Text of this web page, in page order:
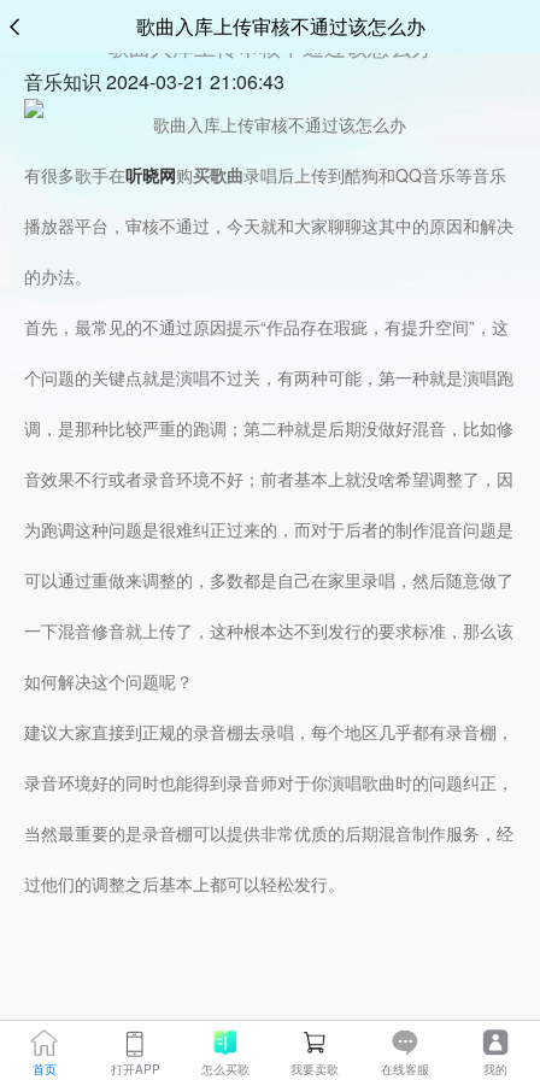
歌曲入库上传审核不通过该怎么办
歌曲入库上传审核不通过该怎么办
音乐知识 2024-03-21 21:06:43
有很多歌手在听晓网购买歌曲录唱后上传到酷狗和QQ音乐等音乐
播放器平台，审核不通过，今天就和大家聊聊这其中的原因和解决
的办法。
首先，最常见的不通过原因提示“作品存在瑕疵，有提升空间”，这
个问题的关键点就是演唱不过关，有两种可能，第一种就是演唱跑
调，是那种比较严重的跑调；第二种就是后期没做好混音，比如修
音效果不行或者录音环境不好；前者基本上就没啥希望调整了，因
为跑调这种问题是很难纠正过来的，而对于后者的制作混音问题是
可以通过重做来调整的，多数都是自己在家里录唱，然后随意做了
一下混音修音就上传了，这种根本达不到发行的要求标准，那么该
如何解决这个问题呢？
建议大家直接到正规的录音棚去录唱，每个地区几乎都有录音棚，
录音环境好的同时也能得到录音师对于你演唱歌曲时的问题纠正，
当然最重要的是录音棚可以提供非常优质的后期混音制作服务，经
过他们的调整之后基本上都可以轻松发行。
首页 打开APP 怎么买歌 我要卖歌 在线客服 我的